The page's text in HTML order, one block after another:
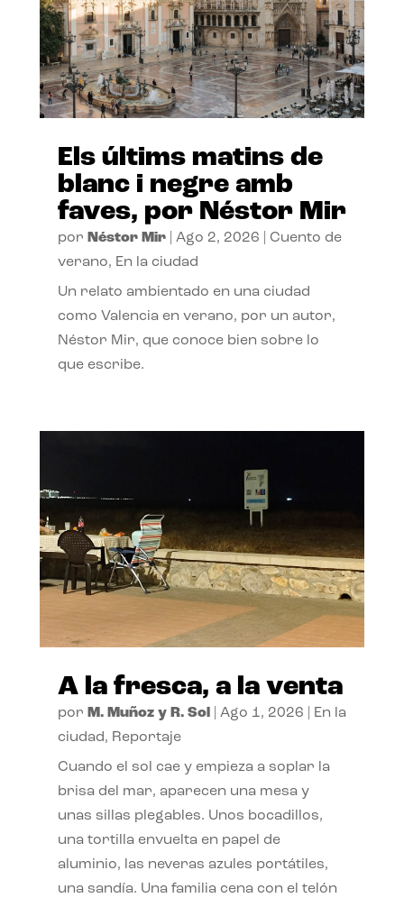
Els últims matins de
blanc i negre amb
faves, por Néstor Mir
por Néstor Mir| Ago 2, 2026
Cuento de
verano, En la ciudad
Un relato ambientado en una ciudad
como Valencia en verano, por un autor,
Néstor Mir, que conoce bien sobre lo
que escribe.
A la fresca, a la venta
por M. Muñoz y R. Sol| Ago 1, 2026
En la
ciudad, Reportaje
Cuando el sol cae y empieza a soplar la
brisa del mar, aparecen una mesa y
unas sillas plegables. Unos bocadillos,
una tortilla envuelta en papel de
aluminio, las neveras azules portátiles,
una sandía. Una familia cena con el telón